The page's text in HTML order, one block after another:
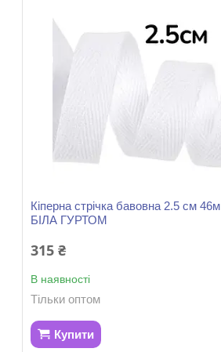
Кіперна стрічка бавовна 2.5 см 46м
БІЛА ГУРТОМ
315 ₴
В наявності
Тільки оптом
Купити